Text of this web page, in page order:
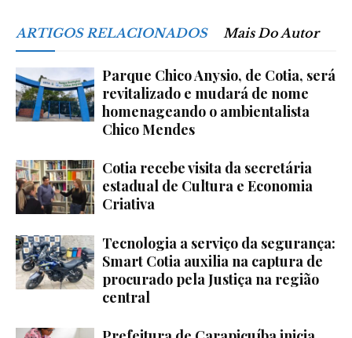
ARTIGOS RELACIONADOS Mais Do Autor
Parque Chico Anysio, de Cotia, será
revitalizado e mudará de nome
homenageando o ambientalista
Chico Mendes
Cotia recebe visita da secretária
estadual de Cultura e Economia
Criativa
Tecnologia a serviço da segurança:
Smart Cotia auxilia na captura de
procurado pela Justiça na região
central